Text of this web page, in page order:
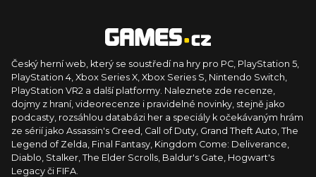
Český herní web, který se soustředí na hry pro PC, PlayStation 5,
PlayStation 4, Xbox Series X, Xbox Series S, Nintendo Switch,
PlayStation VR2 a další platformy. Naleznete zde recenze,
dojmy z hraní, videorecenze i pravidelné novinky, stejně jako
podcasty, rozsáhlou databázi her a speciály k očekávaným hrám
ze sérií jako Assassin's Creed, Call of Duty, Grand Theft Auto, The
Legend of Zelda, Final Fantasy, Kingdom Come: Deliverance,
Diablo, Stalker, The Elder Scrolls, Baldur's Gate, Hogwart's
Legacy či FIFA.